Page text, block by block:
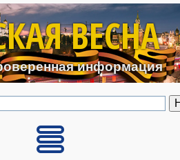
Перейти к основному
ВЕСНА
информация